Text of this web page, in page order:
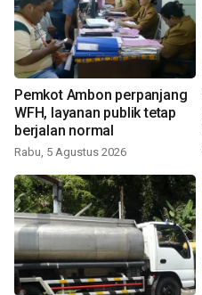
Pemkot Ambon perpanjang
WFH, layanan publik tetap
berjalan normal
Rabu, 5 Agustus 2026